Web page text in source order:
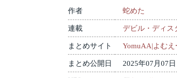
作者 蛇めた
連載 デビル・ディス
まとめサイト YomuAA|よむえ
まとめ公開日 2025年07月07